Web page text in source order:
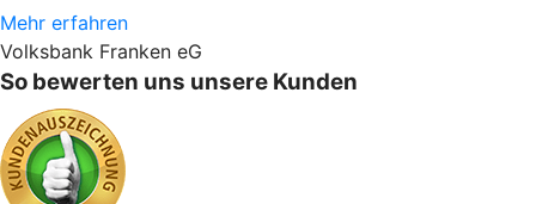
Mehr erfahren
Volksbank Franken eG
So bewerten uns unsere Kunden